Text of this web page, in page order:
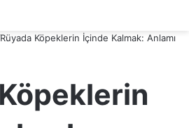
Rüyada Köpeklerin İçinde Kalmak: Anlamı